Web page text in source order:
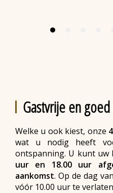
Gastvrije en
Welke u ook kiest, onze
wat u nodig heeft
ontspanning. U kunt uw
uur en 18.00 uur
aankomst. Op de dag
vóór 10.00 uur te